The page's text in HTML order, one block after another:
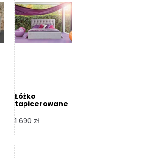
Łóżko
tapicerowane
Design
1 690 zł